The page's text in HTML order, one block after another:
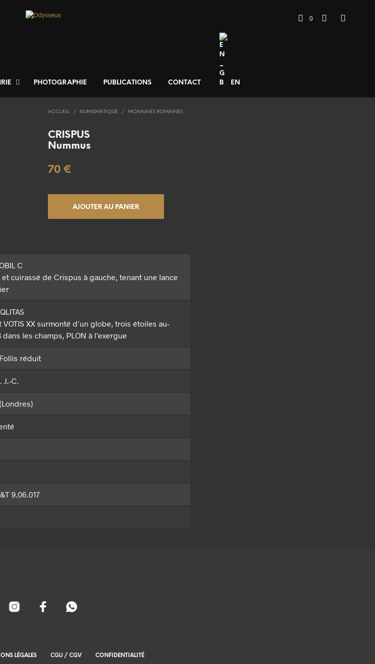
PHOTOGRAPHIE PUBLICATIONS CONTACT EN
0
ACCUEIL / NUMISMATIQUE / MONNAIES ROMAINES
CRISPUS
Nummus
70 €
AJOUTER AU PANIER
C
et cuirassé de Crispus à gauche, tenant une lance
XX surmonté d’un globe, trois étoiles au-
les champs, PLON à l’exergue
réduit
J.-C.
9.06.017
LÉGALES CGU / CGV CONFIDENTIALITÉ